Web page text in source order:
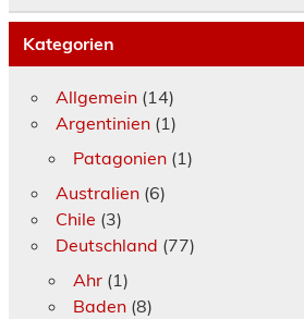
Kategorien
Allgemein(14)
Argentinien(1)
Patagonien(1)
Australien(6)
Chile (3)
Deutschland (77)
Ahr(1)
Baden(8)